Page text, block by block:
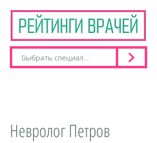
Невролог Петров